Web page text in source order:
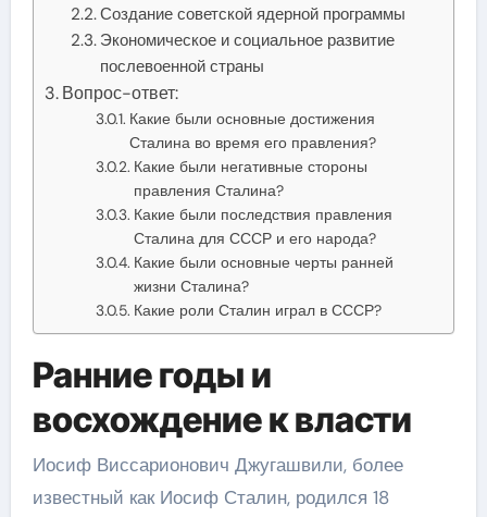
Создание советской ядерной программы
Экономическое и социальное развитие
послевоенной страны
Вопрос-ответ:
Какие были основные достижения
Сталина во время его правления?
Какие были негативные стороны
правления Сталина?
Какие были последствия правления
Сталина для СССР и его народа?
Какие были основные черты ранней
жизни Сталина?
Какие роли Сталин играл в СССР?
Ранние годы и
восхождение к власти
Иосиф Виссарионович Джугашвили, более
известный как Иосиф Сталин, родился 18